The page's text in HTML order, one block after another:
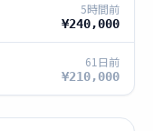
5時間前
¥240,000
61日前
¥210,000